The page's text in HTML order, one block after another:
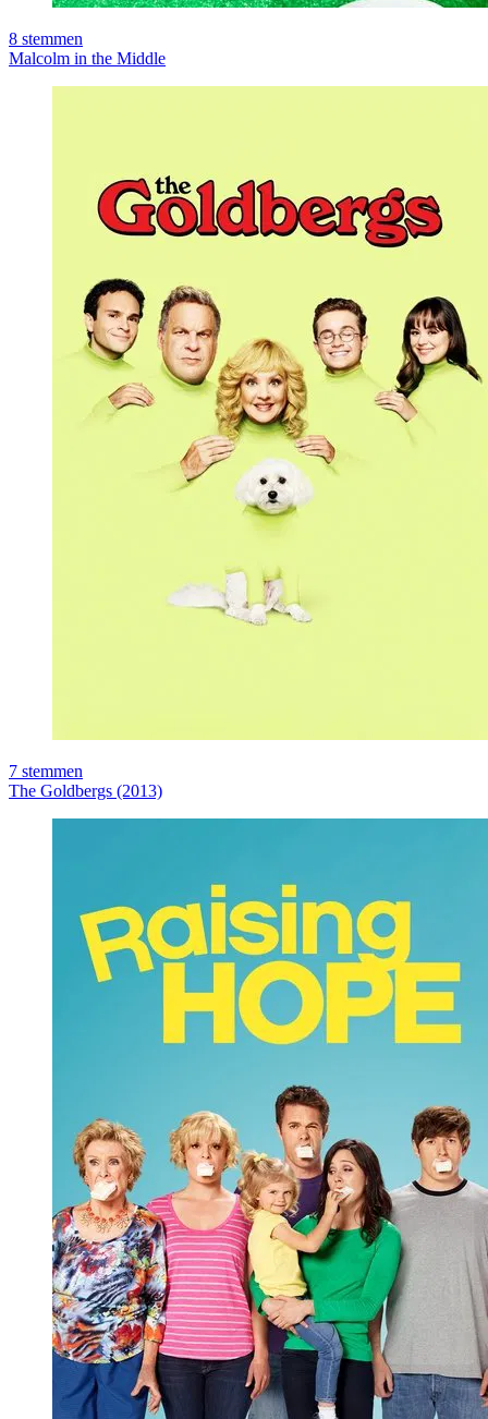
8 stemmen
Malcolm in the Middle
7 stemmen
The Goldbergs (2013)